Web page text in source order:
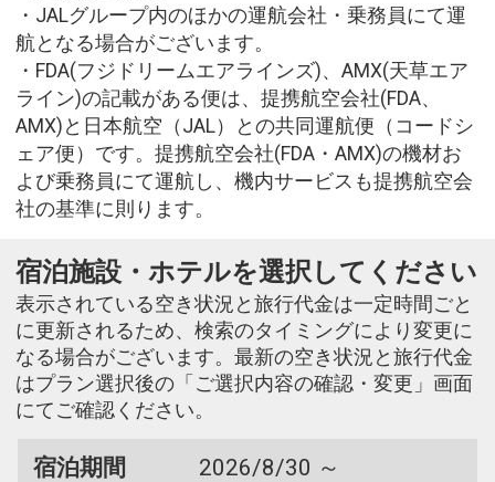
・JALグループ内のほかの運航会社・乗務員にて運
航となる場合がございます。
・FDA(フジドリームエアラインズ)、AMX(天草エア
ライン)の記載がある便は、提携航空会社(FDA、
AMX)と日本航空（JAL）との共同運航便（コードシ
ェア便）です。提携航空会社(FDA・AMX)の機材お
よび乗務員にて運航し、機内サービスも提携航空会
社の基準に則ります。
宿泊施設・ホテルを選択してください
表示されている空き状況と旅行代金は一定時間ごと
に更新されるため、検索のタイミングにより変更に
なる場合がございます。最新の空き状況と旅行代金
はプラン選択後の「ご選択内容の確認・変更」画面
にてご確認ください。
宿泊期間
2026/8/30 ～